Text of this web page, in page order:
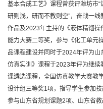
基本合成工艺》课程曾获评潍坊市
研则浅，研而不教则空”，奋战一
作品及2023年主持的《液体精馏
能力大赛二等奖，参与《化工单元
品课程建设并同时于2024年评为
仿真实训》课程于2023年评为继
课遴选课程，全国仿真教学大赛教
设计组三等奖1项，指导学生参加
参与山东省规划课题2项、山东省